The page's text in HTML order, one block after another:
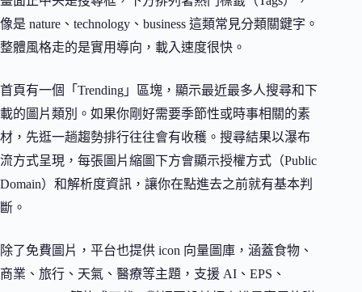
像是 nature、technology、business 這類常見分類關鍵字。
整體風格走的是實用導向，載入速度很快。
首頁有一個「Trending」區塊，顯示最近最多人搜尋和下
載的圖片類別。如果你剛好需要季節性或時事相關的素
材，先逛一趟趨勢排行往往會有收穫。搜尋結果以瀑布
流方式呈現，每張圖片縮圖下方會顯示授權方式（Public
Domain）和解析度資訊，讓你在點進去之前就有基本判
斷。
除了免費圖片，平台也提供 icon 向量圖庫，涵蓋食物、
商業、旅行、天氣、醫療等主題，支援 AI、EPS、